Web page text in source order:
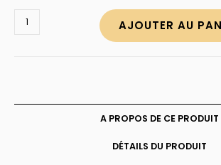
AJOUTER AU
A PROPOS DE CE PRODUIT
DÉTAILS DU PRODUIT